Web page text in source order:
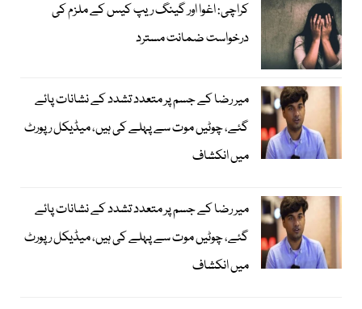
کراچی: اغوا اور گینگ ریپ کیس کے ملزم کی
درخواست ضمانت مسترد
میر رضا کے جسم پر متعدد تشدد کے نشانات پائے
گئے، چوٹیں موت سے پہلے کی ہیں، میڈیکل رپورٹ
میں انکشاف
میر رضا کے جسم پر متعدد تشدد کے نشانات پائے
گئے، چوٹیں موت سے پہلے کی ہیں، میڈیکل رپورٹ
میں انکشاف